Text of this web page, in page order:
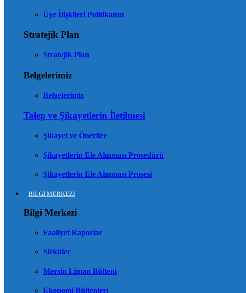
Üye İlişkileri Politikamız
Stratejik Plan
Stratejik Plan
Belgelerimiz
Belgelerimiz
Talep ve Şikayetlerin İletilmesi
Şikayet ve Öneriler
Şikayetlerin Ele Alınması Prosedürü
Şikayetlerin Ele Alınması Prosesi
BİLGİ MERKEZİ
Bilgi Merkezi
Faaliyet Raporlar
Sirküler
Mersin Liman Bülteni
Ekonomi Bültenleri